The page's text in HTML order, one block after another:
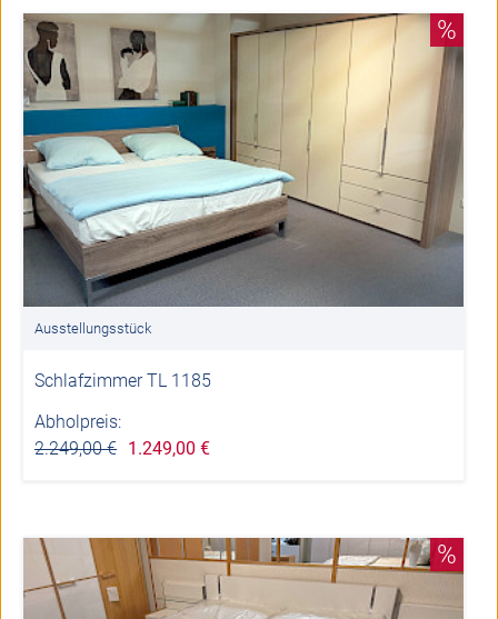
%
Ausstellungsstück
Schlafzimmer TL 1185
Abholpreis:
2.249,00 € 1.249,00 €
%